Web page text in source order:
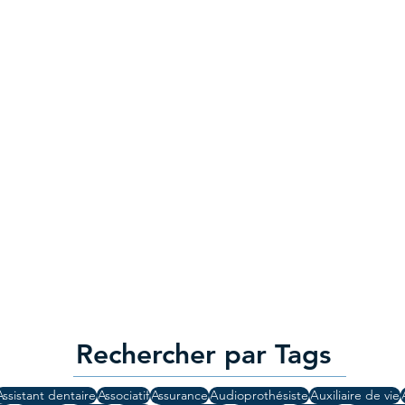
Rechercher par Tags
dentaireAssociatifAssuranceAudioprothésisteAuxiliaire de vie